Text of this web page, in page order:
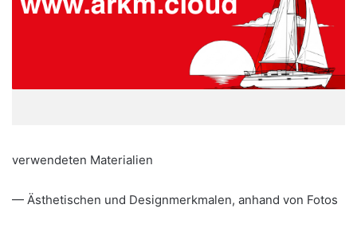
verwendeten Materialien
— Ästhetischen und Designmerkmalen, anhand von Fotos